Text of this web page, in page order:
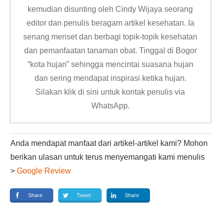
kemudian disunting oleh Cindy Wijaya seorang
editor dan penulis beragam artikel kesehatan. Ia
senang meriset dan berbagi topik-topik kesehatan
dan pemanfaatan tanaman obat. Tinggal di Bogor
“kota hujan” sehingga mencintai suasana hujan
dan sering mendapat inspirasi ketika hujan.
Silakan klikdi sini untuk kontak penulis via
WhatsApp.
Anda mendapat manfaat dari artikel-artikel kami? Mohon
berikan ulasan untuk terus menyemangati kami menulis
> Google Review
Share Tweet Share